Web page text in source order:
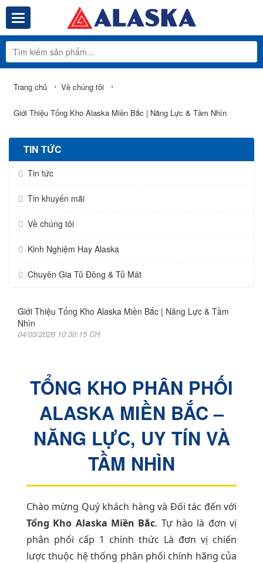
Toggle navigation Tổng Kho
Trang chủ › Về chúng tôi ›
Giới Thiệu Tổng Kho Alaska Miền Bắc | Năng Lực & Tầm Nhìn
TIN TỨC
Tin tức
Tin khuyến mãi
Về chúng tôi
Kinh Nghiệm Hay Alaska
Chuyên Gia Tủ Đông & Tủ Mát
Giới Thiệu Tổng Kho Alaska Miền Bắc | Năng Lực & Tầm
Nhìn
04/03/2026 10:30:15 CH
TỔNG KHO PHÂN PHỐI
ALASKA MIỀN BẮC –
NĂNG LỰC, UY TÍN VÀ
TẦM NHÌN
Chào mừng Quý khách hàng và Đối tác đến với
Tổng Kho Alaska Miền Bắc. Tự hào là đơn vị
phân phối cấp 1 chính thức Là đơn vị chiến
lược thuộc hệ thống phân phối chính hãng của